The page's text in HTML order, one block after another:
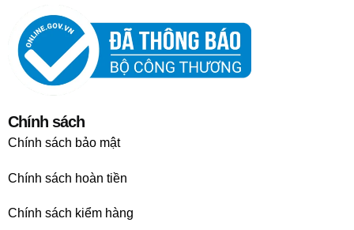
Chính sách
Chính sách bảo mật
Chính sách hoàn tiền
Chính sách kiểm hàng